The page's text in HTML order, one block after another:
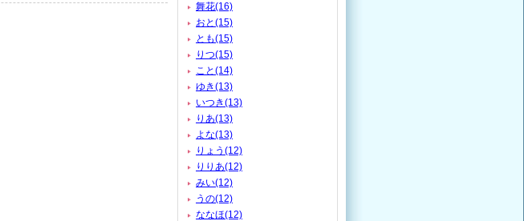
舞花(16)
おと(15)
とも(15)
りつ(15)
こと(14)
ゆき(13)
いつき(13)
りあ(13)
よな(13)
りょう(12)
りりあ(12)
みい(12)
うの(12)
ななほ(12)